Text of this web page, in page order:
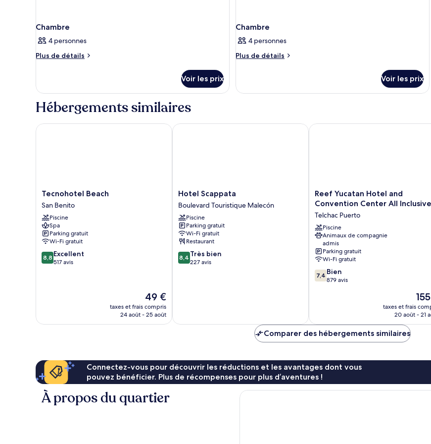
Chambre
4 personnes
Plus de détails
Plus
le
type
de
Chambre
Voir les prix
Chambre
4 personnes
Plus de détails
Plus
le
Chambre
Voir les prix
Hébergements similaires
Tecnohotel
Beach
San
Benito
Tecnohotel Beach
San Benito
Piscine
Spa
Parking gratuit
Wi-Fi gratuit
8.8
sur
8,8 Excellent
517 avis
Le
nouveau
prix
49 €
taxes et frais compris
24 août - 25 août
Tecnohotel Beach
Hotel
Scappata
Boulevard
Touristique
Malecón
Hotel Scappata
Boulevard Touristique Malecón
Piscine
Parking gratuit
Wi-Fi gratuit
Restaurant
8.4
sur
8,4 Très bien
227 avis
Hotel Scappata
Reef
Yucatan
and
Convention
Center
Inclusive
Telchac
Puerto
Reef Yucatan Hotel and
Convention Center All Inclusive
Telchac Puerto
Piscine
Animaux de compagnie
admis
Parking gratuit
Wi-Fi gratuit
7.4
sur
7,4 Bien
879 avis
Le
prix
taxes et frais
20 août - 21
Reef Yucatan Hotel and
Comparer des hébergements similaires
Connectez-vous pour découvrir les réductions et les avantages dont vous
pouvez bénéficier. Plus de récompenses pour plus d’aventures !
À propos du quartier